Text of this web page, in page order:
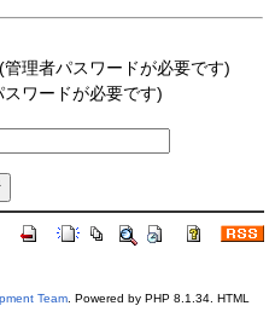
理者パスワードが必要です)
ワードが必要です)
Team. Powered by PHP 8.1.34. HTML